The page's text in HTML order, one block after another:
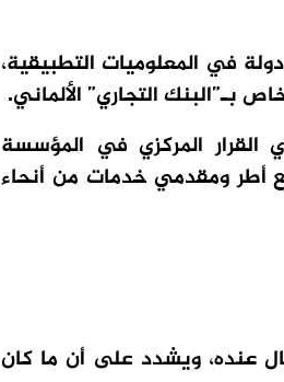
العمل مهندس دولة في المعلوميات التطبيقية،
بـ”البنك التجاري” الألماني.
القرار المركزي في المؤسسة
أطر ومقدمي خدمات من أنحاء
عنده، ويشدد على أن ما كان